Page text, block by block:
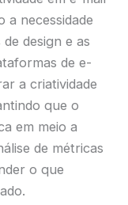
a necessidade
design e as
de e-
a criatividade
que o
em meio a
de métricas
o que